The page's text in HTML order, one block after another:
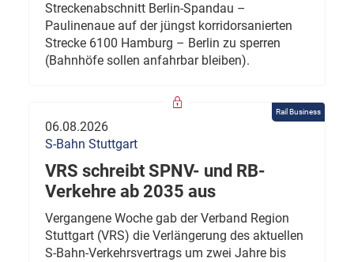
Streckenabschnitt Berlin-Spandau –
Paulinenaue auf der jüngst korridorsanierten
Strecke 6100 Hamburg – Berlin zu sperren
(Bahnhöfe sollen anfahrbar bleiben).
Rail Business
06.08.2026
S-Bahn Stuttgart
VRS schreibt SPNV- und RB-
Verkehre ab 2035 aus
Vergangene Woche gab der Verband Region
Stuttgart (VRS) die Verlängerung des aktuellen
S-Bahn-Verkehrsvertrags um zwei Jahre bis